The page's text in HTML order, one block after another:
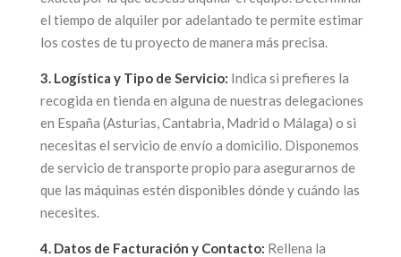
el tiempo de alquiler por adelantado te permite estimar
los costes de tu proyecto de manera más precisa.
3. Logística y Tipo de Servicio: Indica si prefieres la
recogida en tienda en alguna de nuestras delegaciones
en España (Asturias, Cantabria, Madrid o Málaga) o si
necesitas el servicio de envío a domicilio. Disponemos
de servicio de transporte propio para asegurarnos de
que las máquinas estén disponibles dónde y cuándo las
necesites.
4. Datos de Facturación y Contacto: Rellena la